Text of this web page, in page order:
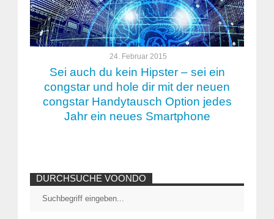
24. Februar 2015
Sei auch du kein Hipster – sei ein
congstar und hole dir mit der neuen
congstar Handytausch Option jedes
Jahr ein neues Smartphone
DURCHSUCHE VOONDO